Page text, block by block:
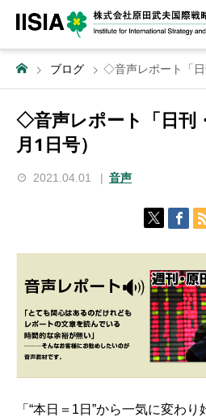
ブログ ◇音声レポート「日
◇音声レポート「日刊
月1日号）
2021.04.01 音声
「“本日＝1日”から一気に変わ